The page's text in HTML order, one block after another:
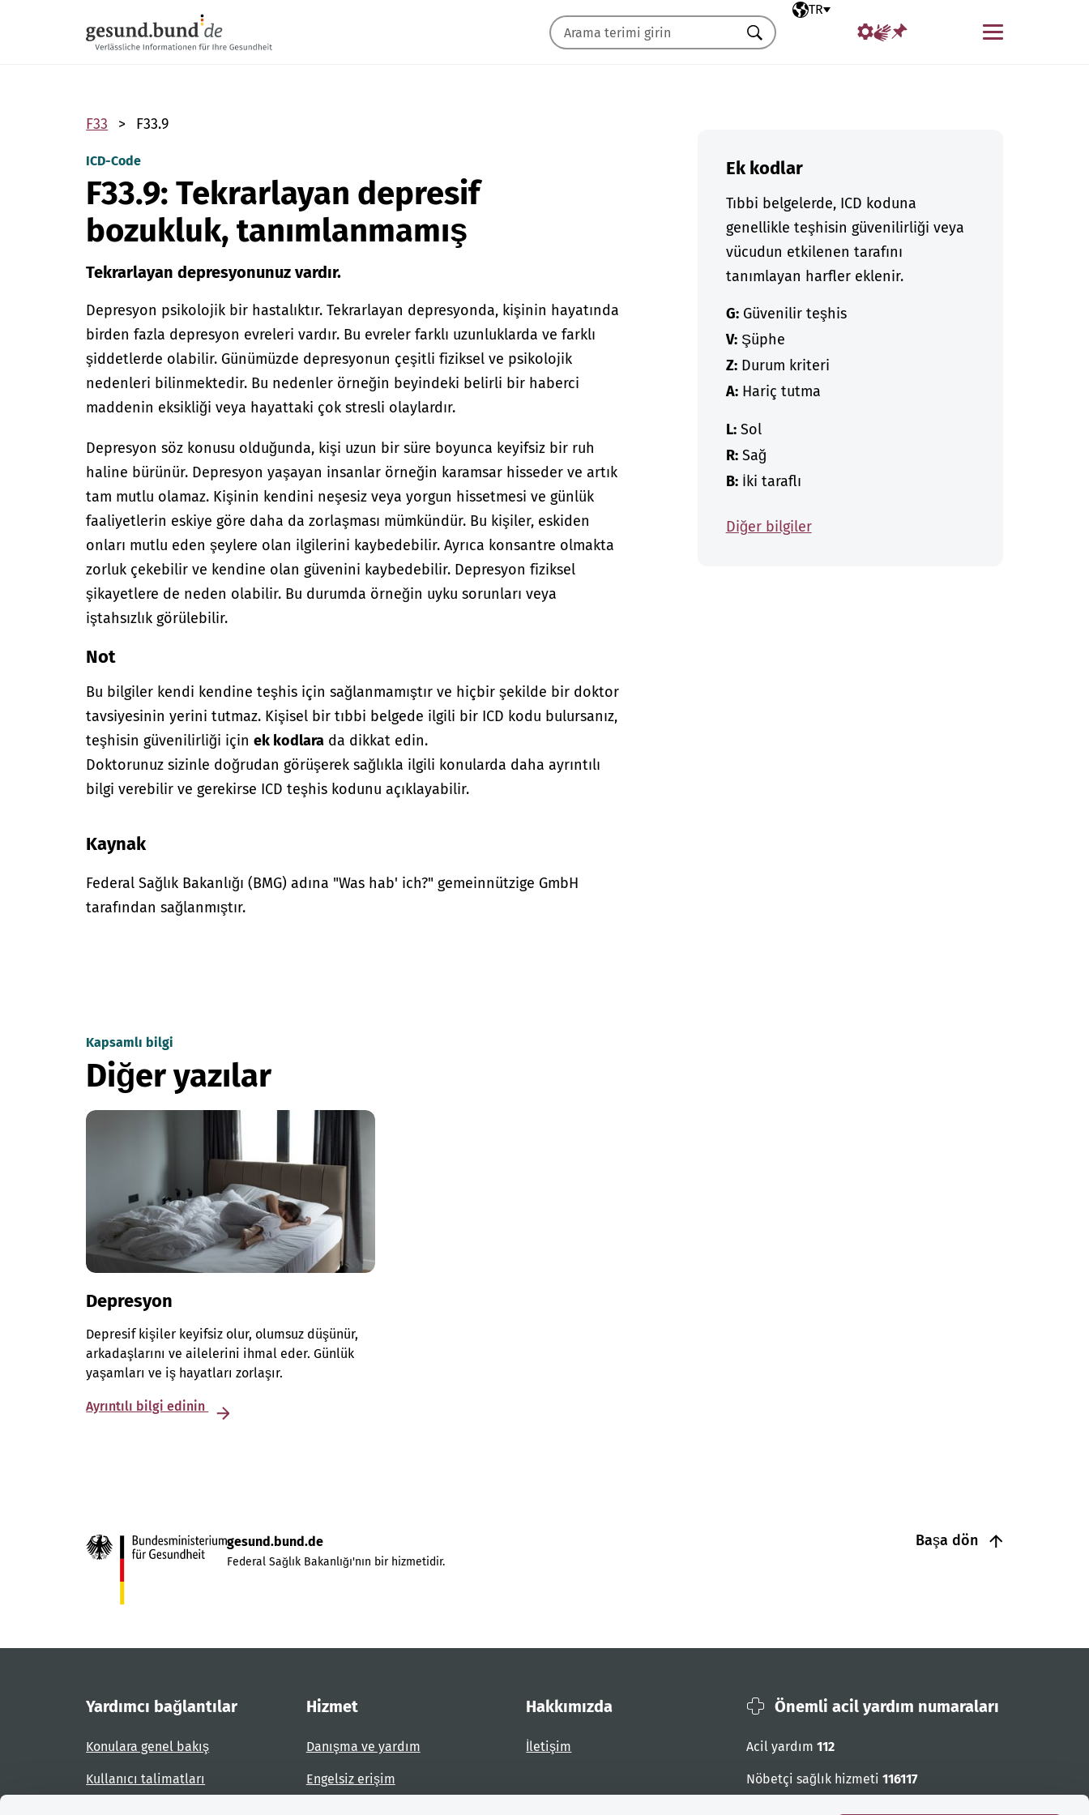
Seçili dil
TR
Menü
Ara
F33 F33.9
ICD-Code
F33.9: Tekrarlayan depresif
bozukluk, tanımlanmamış
Tekrarlayan depresyonunuz vardır.
Depresyon psikolojik bir hastalıktır. Tekrarlayan depresyonda, kişinin hayatında
birden fazla depresyon evreleri vardır. Bu evreler farklı uzunluklarda ve farklı
şiddetlerde olabilir. Günümüzde depresyonun çeşitli fiziksel ve psikolojik
nedenleri bilinmektedir. Bu nedenler örneğin beyindeki belirli bir haberci
maddenin eksikliği veya hayattaki çok stresli olaylardır.
Depresyon söz konusu olduğunda, kişi uzun bir süre boyunca keyifsiz bir ruh
haline bürünür. Depresyon yaşayan insanlar örneğin karamsar hisseder ve artık
tam mutlu olamaz. Kişinin kendini neşesiz veya yorgun hissetmesi ve günlük
faaliyetlerin eskiye göre daha da zorlaşması mümkündür. Bu kişiler, eskiden
onları mutlu eden şeylere olan ilgilerini kaybedebilir. Ayrıca konsantre olmakta
zorluk çekebilir ve kendine olan güvenini kaybedebilir. Depresyon fiziksel
şikayetlere de neden olabilir. Bu durumda örneğin uyku sorunları veya
iştahsızlık görülebilir.
Not
Bu bilgiler kendi kendine teşhis için sağlanmamıştır ve hiçbir şekilde bir doktor
tavsiyesinin yerini tutmaz. Kişisel bir tıbbi belgede ilgili bir ICD kodu bulursanız,
teşhisin güvenilirliği içinek kodlara da dikkat edin.
Doktorunuz sizinle doğrudan görüşerek sağlıkla ilgili konularda daha ayrıntılı
bilgi verebilir ve gerekirse ICD teşhis kodunu açıklayabilir.
Kaynak
Federal Sağlık Bakanlığı (BMG) adına "Was hab' ich?" gemeinnützige GmbH
tarafından sağlanmıştır.
Ek kodlar
Tıbbi belgelerde, ICD koduna
genellikle teşhisin güvenilirliği veya
vücudun etkilenen tarafını
tanımlayan harfler eklenir.
G:Güvenilir teşhis
V:Şüphe
Z:Durum kriteri
A:Hariç tutma
L:Sol
R:Sağ
B:İki taraflı
Diğer bilgiler
Kapsamlı bilgi
Diğer yazılar
Depresyon
Depresif kişiler keyifsiz olur, olumsuz düşünür,
arkadaşlarını ve ailelerini ihmal eder. Günlük
yaşamları ve iş hayatları zorlaşır.
Ayrıntılı bilgi edinin
Başa dön
gesund.bund.de
Federal Sağlık Bakanlığı'nın bir hizmetidir.
Yardımcı bağlantılar
Konulara genel bakış
Kullanıcı talimatları
Hizmet
Danışma ve yardım
Engelsiz erişim
Hakkımızda
İletişim
Önemli acil yardım numaraları
Acil yardım 112
Nöbetçi sağlık hizmeti 116117
Acil cagri numaralari